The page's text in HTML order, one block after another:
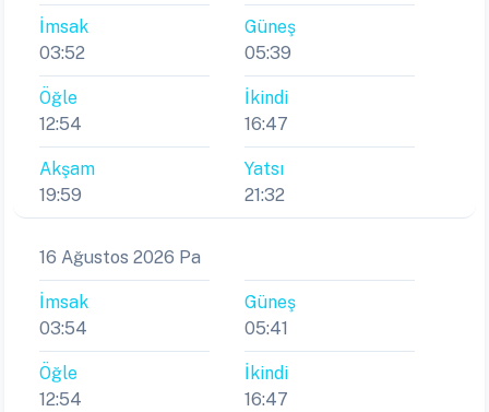
İmsak
03:52
Güneş
05:39
Öğle
12:54
İkindi
16:47
Akşam
19:59
Yatsı
21:32
16 Ağustos 2026 Pa
İmsak
03:54
Güneş
05:41
Öğle
12:54
İkindi
16:47